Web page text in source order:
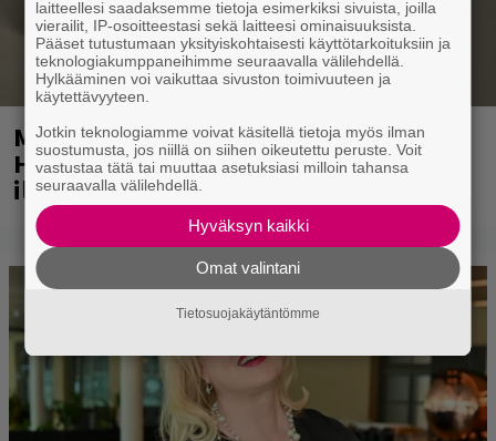
Mainio ohjelmatoimisto juhlii
Helsingissä 10-vuotista taivaltaan –
ilmaistapahtumassa loistoesiintyjät
laitteellesi saadaksemme tietoja esimerkiksi sivuista, joilla
vierailit, IP-osoitteestasi sekä laitteesi ominaisuuksista.
Pääset tutustumaan yksityiskohtaisesti käyttötarkoituksiin ja
teknologiakumppaneihimme seuraavalla välilehdellä.
Hylkääminen voi vaikuttaa sivuston toimivuuteen ja
käytettävyyteen.
Jotkin teknologiamme voivat käsitellä tietoja myös ilman
suostumusta, jos niillä on siihen oikeutettu peruste. Voit
vastustaa tätä tai muuttaa asetuksiasi milloin tahansa
seuraavalla välilehdellä.
Hyväksyn kaikki
Omat valintani
Tietosuojakäytäntömme